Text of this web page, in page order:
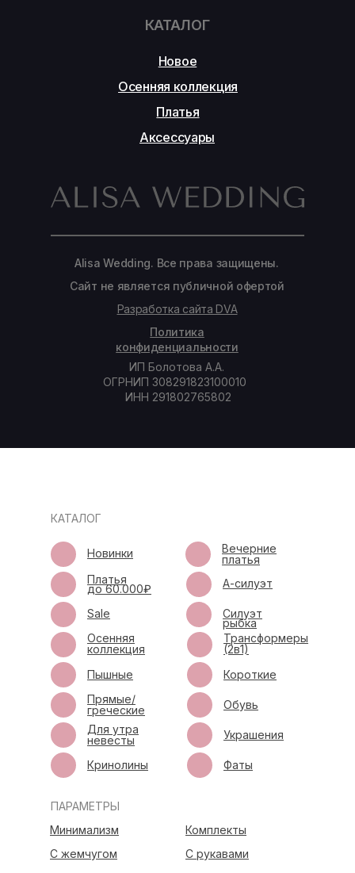
Alisa Wedding. Все права защищены.
Сайт не является публичной офертой
Политика
конфиденциальности
Разработка сайта DVA
Новое
Осенняя коллекция
Платья
Аксессуары
КАТАЛОГ
ИП Болотова А.А.
ОГРНИП 308291823100010
ИНН 291802765802
КАТАЛОГ
Минимализм
С жемчугом
Комплекты
С рукавами
ПАРАМЕТРЫ
Осенняя
коллекция
Вечерние
платья
Силуэт
рыбка
Новинки
Платья
до 60.000₽ А-силуэт
Пышные
Прямые/
греческие
Трансформеры
(2в1)
Короткие
Обувь
Для утра
невесты
Кринолины
Украшения
Фаты
Sale